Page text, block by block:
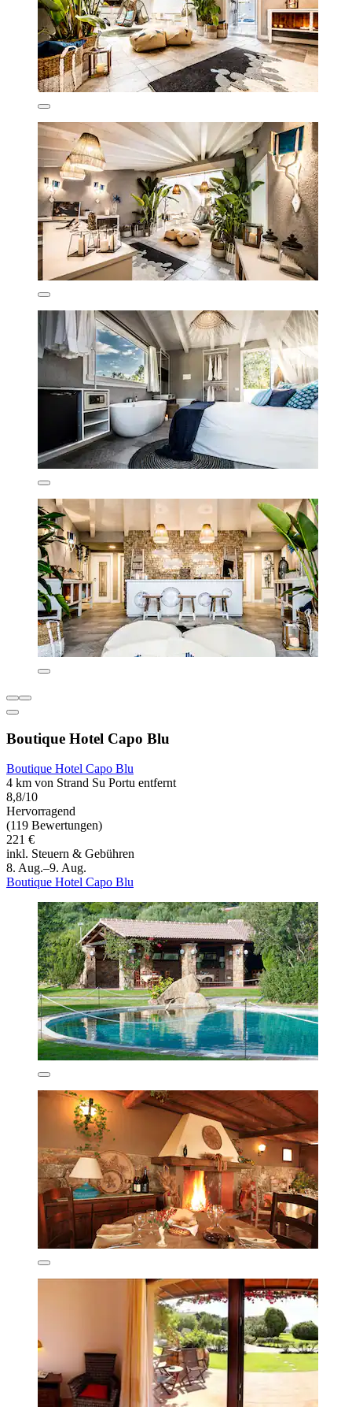
Boutique Hotel Capo Blu
Boutique Hotel Capo Blu
4 km von Strand Su Portu entfernt
8,8/10
Hervorragend
(119 Bewertungen)
221 €
inkl. Steuern & Gebühren
8. Aug.–9. Aug.
Boutique Hotel Capo Blu